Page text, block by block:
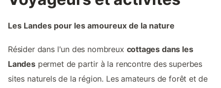
Les Landes pour les amoureux de la nature
Résider dans l'un des nombreux cottages dans les
Landespermet de partir à la rencontre des superbes
sites naturels de la région. Les amateurs de forêt et de